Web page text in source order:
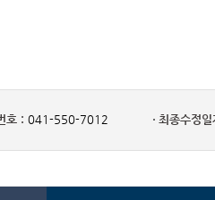
호 : 041-550-7012 최종수정일